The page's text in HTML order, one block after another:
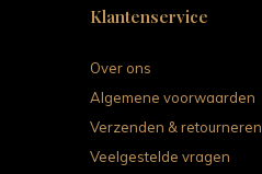
Klantenservice
Over ons
Algemene voorwaarden
Verzenden & retourneren
Veelgestelde vragen